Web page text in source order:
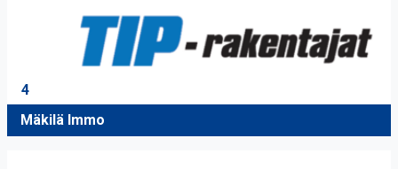
4
Mäkilä Immo